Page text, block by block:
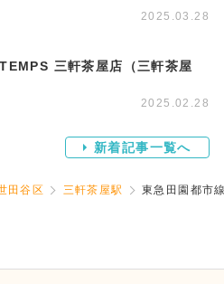
2025.03.28
三軒茶屋店（三軒茶屋
2025.02.28
新着記事一覧へ
田谷区 三軒茶屋駅 東急田園都市